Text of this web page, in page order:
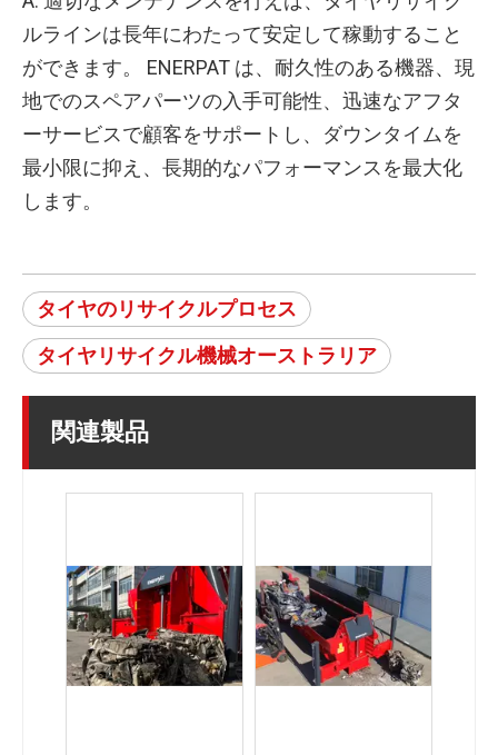
ルラインは長年にわたって安定して稼動すること
ができます。 ENERPAT は、耐久性のある機器、現
地でのスペアパーツの入手可能性、迅速なアフタ
ーサービスで顧客をサポートし、ダウンタイムを
最小限に抑え、長期的なパフォーマンスを最大化
します。
タイヤのリサイクルプロセス
タイヤリサイクル機械オーストラリア
関連製品